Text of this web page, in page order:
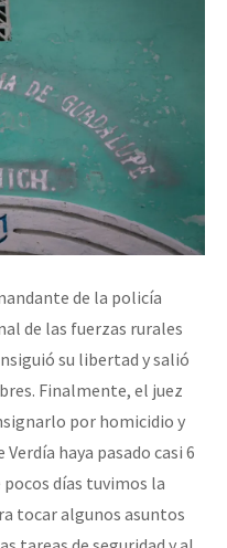
de la policía
de las fuerzas rurales
su libertad y salió
Finalmente, el juez
por homicidio y
Verdía haya pasado casi 6
días tuvimos la
tocar algunos asuntos